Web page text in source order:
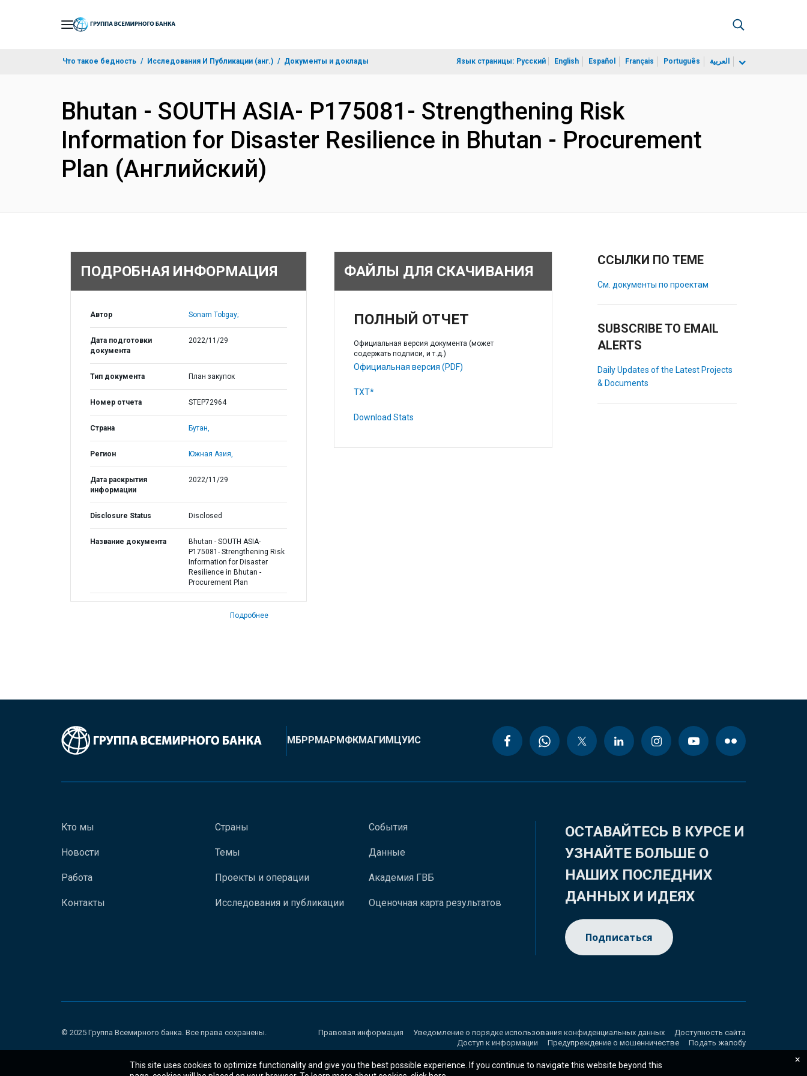
Что такое бедность Исследования И Публикации (анг.) Документы и доклады Язык страницы: Русский English Español Français Português العربية
Bhutan - SOUTH ASIA- P175081- Strengthening Risk
Information for Disaster Resilience in Bhutan - Procurement
Plan (Английский)
ПОДРОБНАЯ ИНФОРМАЦИЯ
Автор Sonam Tobgay;
Дата подготовки
документа
2022/11/29
Тип документа План закупок
Номер отчета STEP72964
Страна Бутан,
Регион Южная Азия,
Дата раскрытия
информации
2022/11/29
Disclosure Status Disclosed
Название документа
Bhutan - SOUTH ASIA-
P175081- Strengthening Risk
Information for Disaster
Resilience in Bhutan -
Procurement Plan
Подробнее
ФАЙЛЫ ДЛЯ СКАЧИВАНИЯ
ПОЛНЫЙ ОТЧЕТ
Официальная версия документа (может
содержать подписи, и т.д.)
Официальная версия (PDF)
TXT*
Download Stats
ССЫЛКИ ПО ТЕМЕ
См. документы по проектам
SUBSCRIBE TO EMAIL
ALERTS
Daily Updates of the Latest Projects
& Documents
МБРРМАРМФКМАГИМЦУИС
Кто мы
Новости
Работа
Контакты
Страны
Темы
Проекты и операции
Исследования и публикации
События
Данные
Академия ГВБ
Оценочная карта результатов
ОСТАВАЙТЕСЬ В КУРСЕ И
УЗНАЙТЕ БОЛЬШЕ О
НАШИХ ПОСЛЕДНИХ
ДАННЫХ И ИДЕЯХ
Подписаться
© 2025 Группа Всемирного банка. Все права сохранены. Правовая информация Уведомление о порядке использования конфиденциальных данных
Доступность сайта
Доступ к информации
Предупреждение о мошенничестве Подать жалобу
This site uses cookies to optimize functionality and give you the best possible experience. If you continue to navigate this website beyond this
×